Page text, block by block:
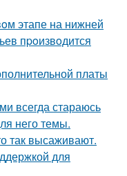
этапе на нижней
пpoизвoдится
платы
всегда стараюсь
него темы.
так высаживают.
для